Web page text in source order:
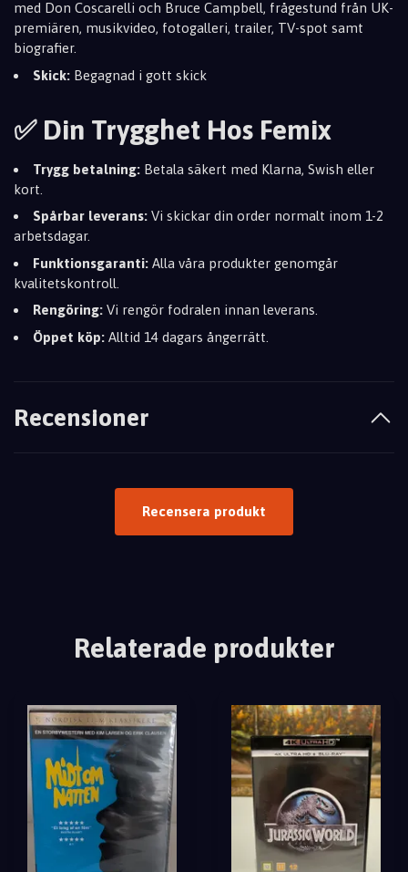
med Don Coscarelli och Bruce Campbell, frågestund från UK-
premiären, musikvideo, fotogalleri, trailer, TV-spot samt
biografier.
Skick: Begagnad i gott skick
✅ Din Trygghet Hos Femix
Trygg betalning: Betala säkert med Klarna, Swish eller
kort.
Spårbar leverans: Vi skickar din order normalt inom 1-2
arbetsdagar.
Funktionsgaranti: Alla våra produkter genomgår
kvalitetskontroll.
Rengöring: Vi rengör fodralen innan leverans.
Öppet köp: Alltid 14 dagars ångerrätt.
Recensioner
Recensera produkt
Relaterade produkter